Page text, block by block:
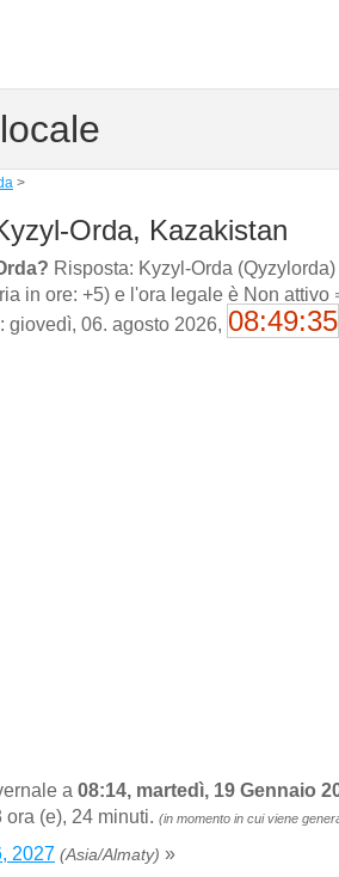
>
Orda, Kazakistan
Risposta: Kyzyl-Orda
in ore: +5) e l'ora legale è Non
: giovedì, 06. agosto 2026, 08:49:36
a 08:14, martedì, 19 Gennaio
(e), 24 minuti. (in momento in cui viene
2027 (Asia/Almaty) »